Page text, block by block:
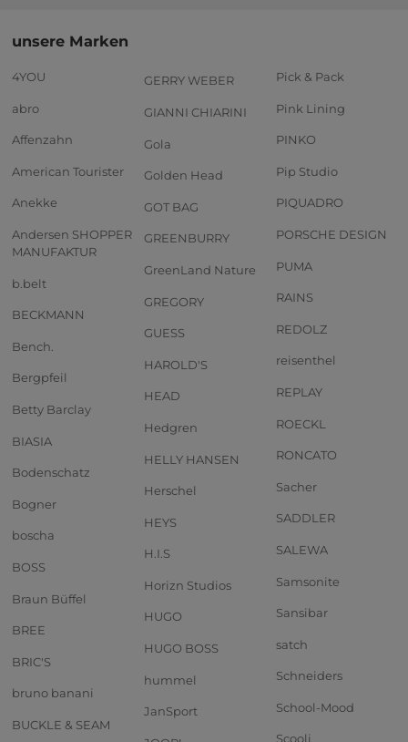
unsere Marken
4YOU
abro
Affenzahn
American Tourister
Anekke
Andersen SHOPPER
MANUFAKTUR
b.belt
BECKMANN
Bench.
Bergpfeil
Betty Barclay
BIASIA
Bodenschatz
Bogner
boscha
BOSS
Braun Büffel
BREE
BRIC'S
bruno banani
BUCKLE & SEAM
GERRY WEBER
GIANNI CHIARINI
Gola
Golden Head
GOT BAG
GREENBURRY
GreenLand Nature
GREGORY
GUESS
HAROLD'S
HEAD
Hedgren
HELLY HANSEN
Herschel
HEYS
H.I.S
Horizn Studios
HUGO
HUGO BOSS
hummel
JanSport
Pick & Pack
Pink Lining
PINKO
Pip Studio
PIQUADRO
PORSCHE DESIGN
PUMA
RAINS
REDOLZ
reisenthel
REPLAY
ROECKL
RONCATO
Sacher
SADDLER
SALEWA
Samsonite
Sansibar
satch
Schneiders
School-Mood
Scooli